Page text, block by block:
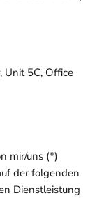
Unit 5C, Office
mir/uns (*)
der folgenden
Dienstleistung